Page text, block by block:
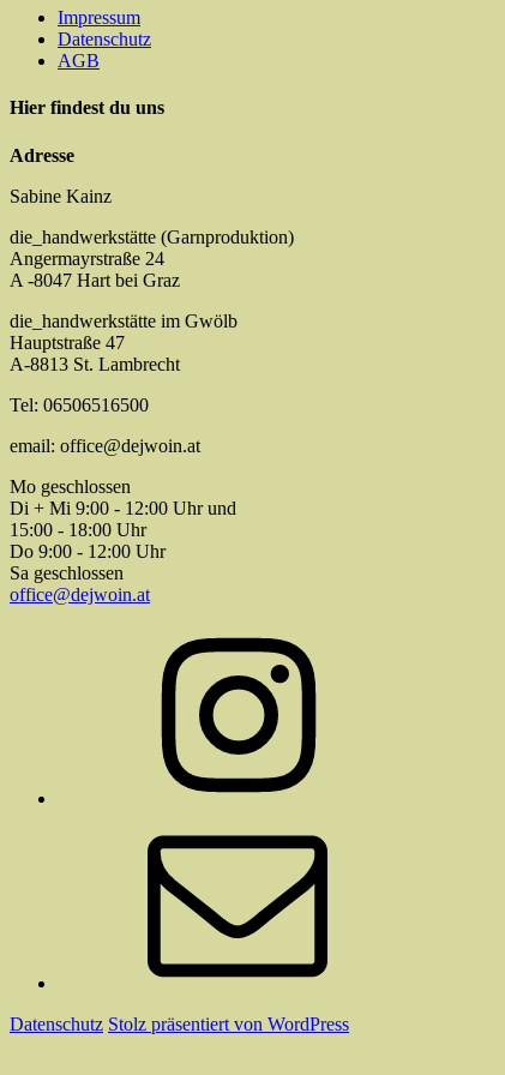
Impressum
Datenschutz
AGB
Hier findest du uns
Adresse
Sabine Kainz
die_handwerkstätte (Garnproduktion)
Angermayrstraße 24
A -8047 Hart bei Graz
die_handwerkstätte im Gwölb
Hauptstraße 47
A-8813 St. Lambrecht
Tel: 06506516500
email: office@dejwoin.at
Mo geschlossen
Di + Mi 9:00 - 12:00 Uhr und
15:00 - 18:00 Uhr
Do 9:00 - 12:00 Uhr
Sa geschlossen
office@dejwoin.at
Datenschutz Stolz präsentiert von WordPress